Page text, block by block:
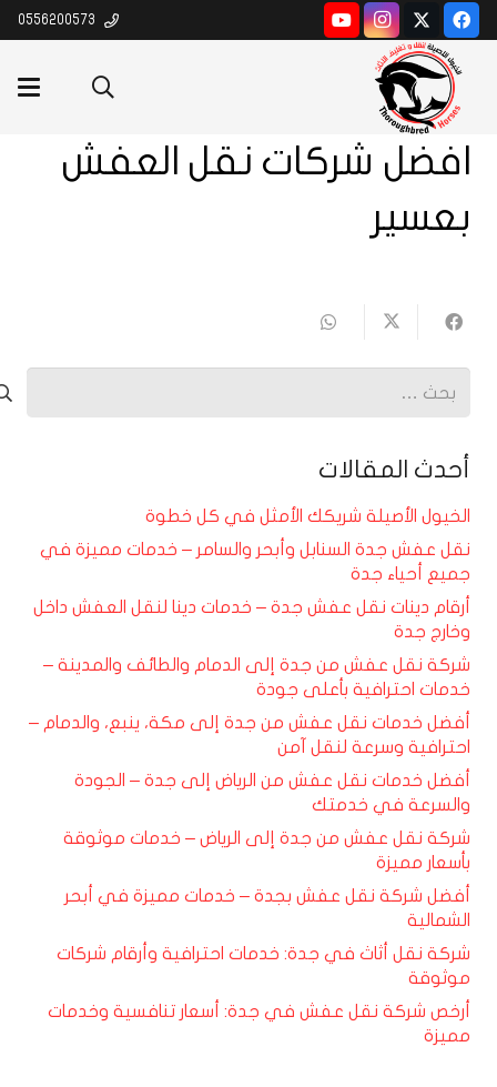
افضل شركات نقل العفش
بعسير
البحث
أحدث المقالات
الخيول الأصيلة شريكك الأمثل في كل خطوة
نقل عفش جدة السنابل وأبحر والسامر – خدمات مميزة في
جميع أحياء جدة
أرقام دينات نقل عفش جدة – خدمات دينا لنقل العفش داخل
وخارج جدة
شركة نقل عفش من جدة إلى الدمام والطائف والمدينة –
خدمات احترافية بأعلى جودة
أفضل خدمات نقل عفش من جدة إلى مكة، ينبع، والدمام –
احترافية وسرعة لنقل آمن
أفضل خدمات نقل عفش من الرياض إلى جدة – الجودة
والسرعة في خدمتك
شركة نقل عفش من جدة إلى الرياض – خدمات موثوقة
بأسعار مميزة
أفضل شركة نقل عفش بجدة – خدمات مميزة في أبحر
الشمالية
شركة نقل أثاث في جدة: خدمات احترافية وأرقام شركات
موثوقة
أرخص شركة نقل عفش في جدة: أسعار تنافسية وخدمات
مميزة